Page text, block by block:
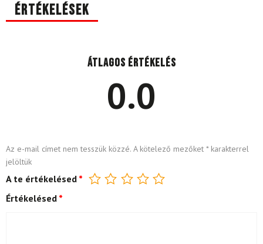
Értékelések
Átlagos értékelés
0.0
Az e-mail címet nem tesszük közzé. A kötelező mezőket *karakterrel
jelöltük
A te értékelésed *
Értékelésed *